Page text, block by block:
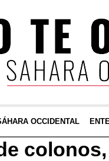
OCCIDENTAL